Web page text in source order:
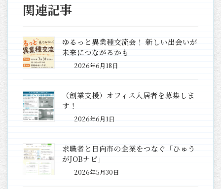
関連記事
ゆるっと異業種交流会！ 新しい出会いが
未来につながるかも
2026年6月18日
（創業支援）オフィス入居者を募集しま
す！
2026年6月1日
求職者と日向市の企業をつなぐ「ひゅう
がJOBナビ」
2026年5月30日